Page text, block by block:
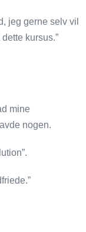
jeg gerne selv vil
kursus.”
mine
nogen.